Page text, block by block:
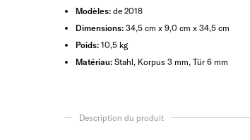
Modèles: de 2018
Dimensions: 34,5 cm x 9,0 cm x 34,5 cm
Poids: 10,5 kg
Matériau: Stahl, Korpus 3 mm, Tür 6 mm
Description du produit